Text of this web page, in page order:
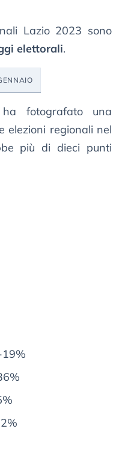
Lazio 2023 sono
elettorali.
fotografato una
elezioni regionali nel
più di dieci punti